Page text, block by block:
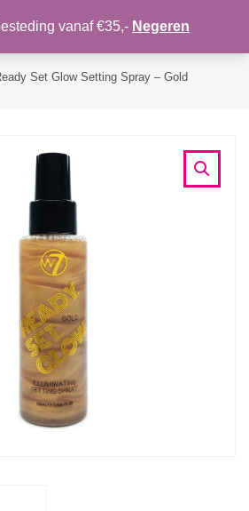
Set Glow Setting Spray – Gold
vanaf €35,- Negeren